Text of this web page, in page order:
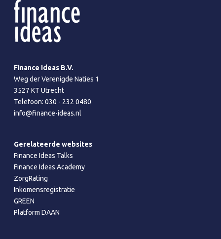
Finance Ideas B.V.
Weg der Verenigde Naties 1
3527 KT Utrecht
Telefoon:030 - 232 0480
info@finance-ideas.nl
Gerelateerde websites
Finance Ideas Talks
Finance Ideas Academy
ZorgRating
Inkomensregistratie
GREEN
Platform DAAN